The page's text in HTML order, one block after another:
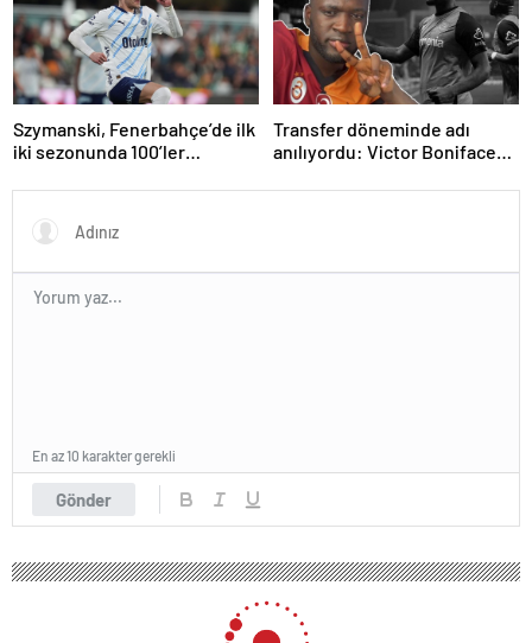
Szymanski, Fenerbahçe’de ilk
iki sezonunda 100’ler
futbolcu olacak
Transfer döneminde adı
anılıyordu: Victor Boniface
Gönder
En az 10 karakter gerekli